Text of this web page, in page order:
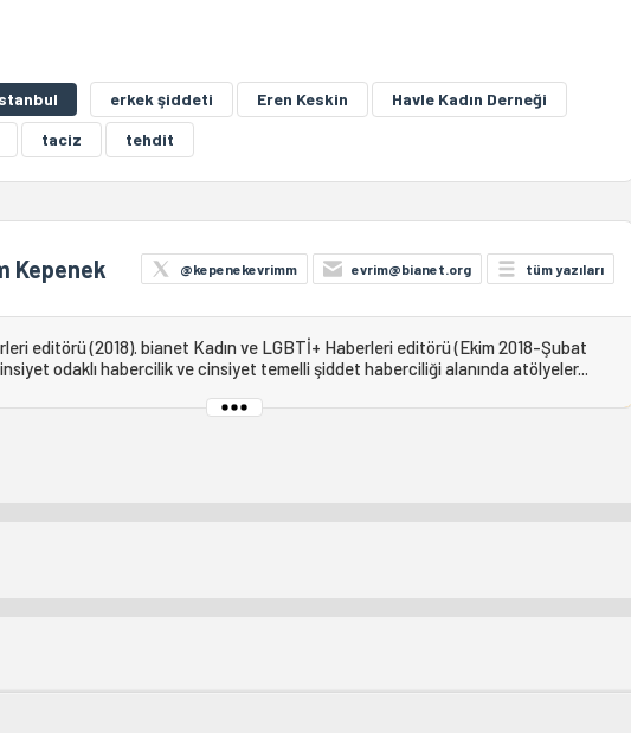
erkek şiddeti Eren Keskin
Havle Kadın Derneği
taciz tehdit
Kepenek @kepenekevrimm evrim@bianet.org tüm yazıları
editörü (2018). bianet Kadın ve LGBTİ+ Haberleri editörü (Ekim 2018-Şubat
odaklı habercilik ve cinsiyet temelli şiddet haberciliği alanında atölyeler...